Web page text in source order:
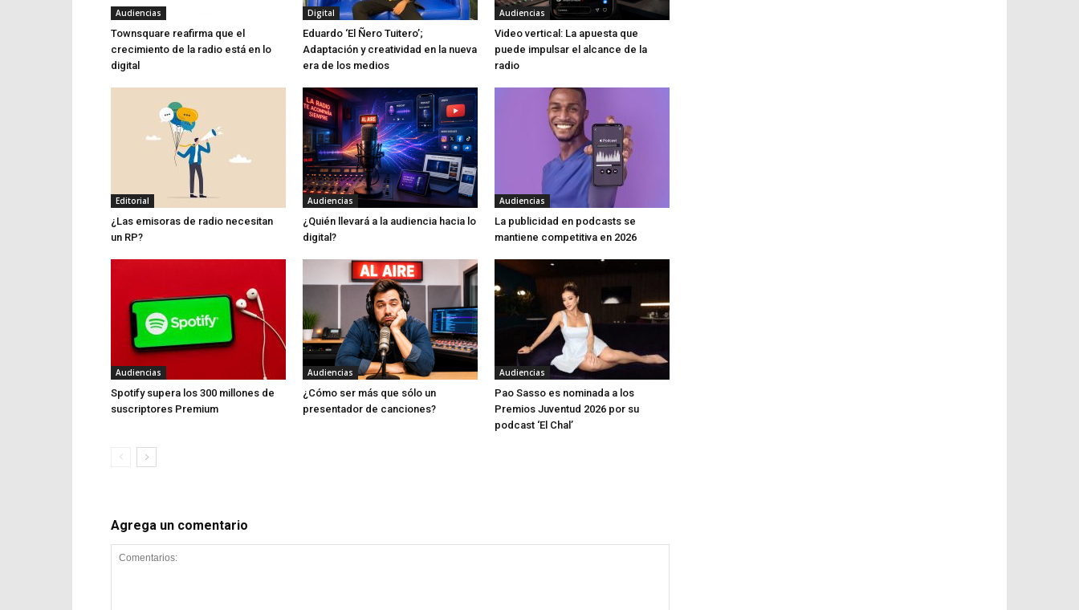
Audiencias
Townsquare reafirma que el
crecimiento de la radio está en lo
digital
Digital
Eduardo ‘El Ñero Tuitero’;
Adaptación y creatividad en la nueva
era de los medios
Audiencias
Video vertical: La apuesta que
puede impulsar el alcance de la
radio
Editorial
¿Las emisoras de radio necesitan
un RP?
Audiencias
¿Quién llevará a la audiencia hacia lo
digital?
Audiencias
La publicidad en podcasts se
mantiene competitiva en 2026
Audiencias
Spotify supera los 300 millones de
suscriptores Premium
Audiencias
¿Cómo ser más que sólo un
presentador de canciones?
Audiencias
Pao Sasso es nominada a los
Premios Juventud 2026 por su
podcast ‘El Chal’
Agrega un comentario